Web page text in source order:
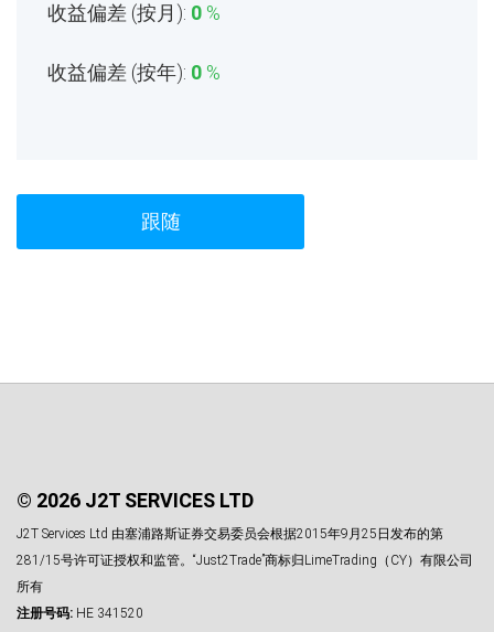
收益偏差 (按月): 0 %
收益偏差 (按年): 0 %
跟随
© 2026 J2T SERVICES LTD
J2T Services Ltd 由塞浦路斯证券交易委员会根据2015年9月25日发布的第
281/15号许可证授权和监管。“Just2Trade”商标归LimeTrading（CY）有限公司
所有
注册号码: HE 341520